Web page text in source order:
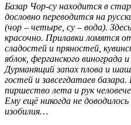
Базар Чор-су находится в
дословно переводится на
(чор – четыре, су – вода).
красочно. Прилавки ломятся
сладостей и пряностей,
яблок, ферганского винограда
Дурманящий запах плова и
гостей и завсегдатаев
пиршество лета и рук
Ему ещё никогда не
изобилия…